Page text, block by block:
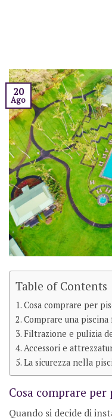
20
Ago
Table of Contents
Cosa comprare per
Comprare una
Filtrazione e pulizia
Accessori e
La sicurezza nella
Cosa comprare
Quando si decide di